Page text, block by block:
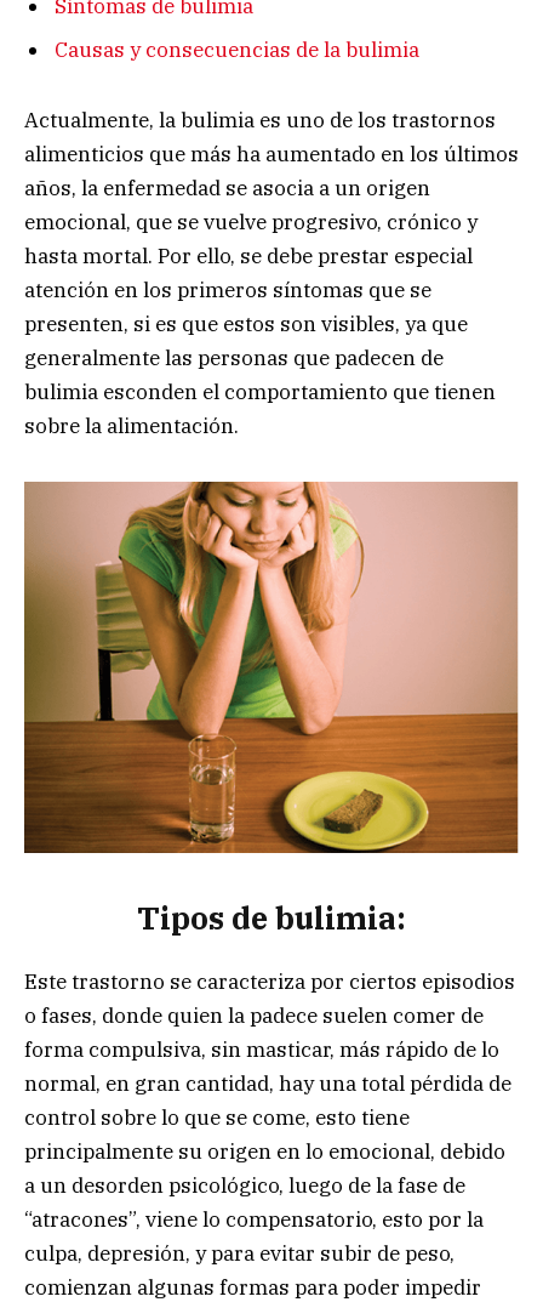
Síntomas de bulimia
Causas y consecuencias de la bulimia
Actualmente, la bulimia es uno de los trastornos
alimenticios que más ha aumentado en los últimos
años, la enfermedad se asocia a un origen
emocional, que se vuelve progresivo, crónico y
hasta mortal. Por ello, se debe prestar especial
atención en los primeros síntomas que se
presenten, si es que estos son visibles, ya que
generalmente las personas que padecen de
bulimia esconden el comportamiento que tienen
sobre la alimentación.
Tipos de bulimia:
Este trastorno se caracteriza por ciertos episodios
o fases, donde quien la padece suelen comer de
forma compulsiva, sin masticar, más rápido de lo
normal, en gran cantidad, hay una total pérdida de
control sobre lo que se come, esto tiene
principalmente su origen en lo emocional, debido
a un desorden psicológico, luego de la fase de
“atracones”, viene lo compensatorio, esto por la
culpa, depresión, y para evitar subir de peso,
comienzan algunas formas para poder impedir